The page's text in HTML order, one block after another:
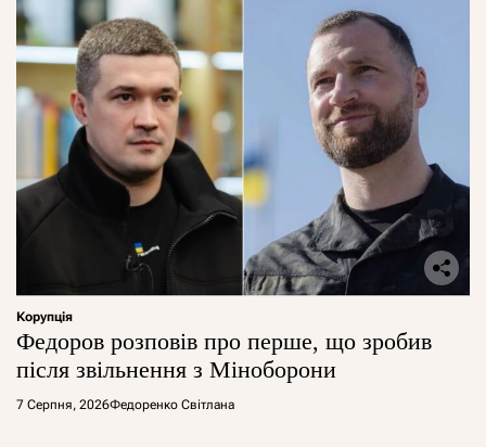
Корупція
Федоров розповів про перше, що зробив
після звільнення з Міноборони
7 Серпня, 2026Федоренко Світлана